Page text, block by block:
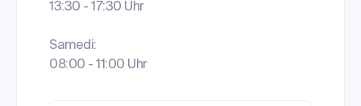
13:30 - 17:30 Uhr
Samedi:
08:00 - 11:00 Uhr